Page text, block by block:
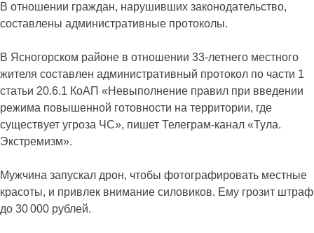
В отношении граждан, нарушивших законодательство,
составлены административные протоколы.
В Ясногорском районе в отношении 33-летнего местного
жителя составлен административный протокол по части 1
статьи 20.6.1 КоАП «Невыполнение правил при введении
режима повышенной готовности на территории, где
существует угроза ЧС», пишет Телеграм-канал «Тула.
Экстремизм».
Мужчина запускал дрон, чтобы фотографировать местные
красоты, и привлек внимание силовиков. Ему грозит штраф
до 30 000 рублей.